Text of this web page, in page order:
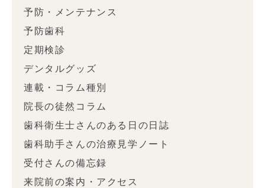
予防・メンテナンス
予防歯科
定期検診
デンタルグッズ
連載・コラム種別
院長の徒然コラム
歯科衛生士さんのある日の日誌
歯科助手さんの治療見学ノート
受付さんの備忘録
来院前の案内・アクセス